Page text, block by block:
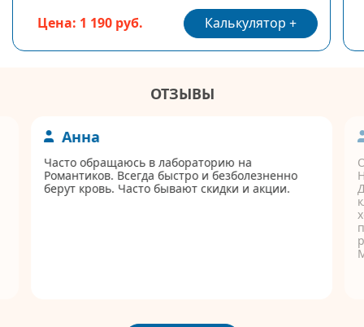
Цена: 1 190 руб. Калькулятор
ОТЗЫВЫ
Анна
Часто обращаюсь в лабораторию на
Романтиков. Всегда быстро и безболезненно
берут кровь. Часто бывают скидки и акции.